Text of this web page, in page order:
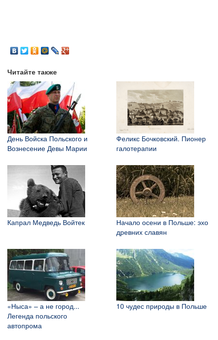
Читайте также
День Войска Польского и
Вознесение Девы Марии
Феликс Бочковский. Пионер
галотерапии
Капрал Медведь Войтек
Начало осени в Польше: эхо
древних славян
«Ныса» – а не город...
Легенда польского
автопрома
10 чудес природы в Польше